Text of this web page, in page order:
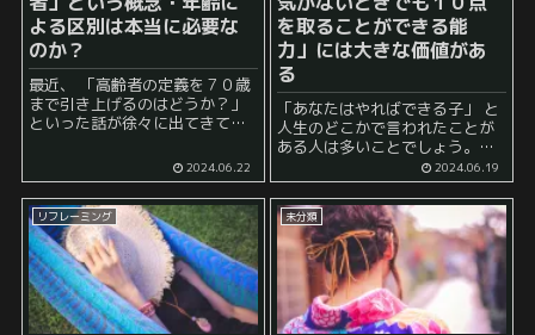
よる区別は本当に必要な
のか？
最近、 「高齢者の定義を７０歳
まで引き上げるのはどうか？」
といった話が徐々に出てきてお
開始年齢を上げる気では？」 と
いった疑問・疑惑を市民から持
たれています。 個人的には、こ
の...
2024.06.22
を取ることができる能
力」には大きな価値があ
る
「あなたはやればできる子」 と
人生のどこかで言われたことが
ある人は多いことでしょう。
「やる気さえあればなんとかな
るんだろうけど、肝心のやる気
が出て来ない」 ということに悩
んでいる人も多いかもしれませ
ん。 実際、こ...
2024.06.19
リフレーミング 未分類